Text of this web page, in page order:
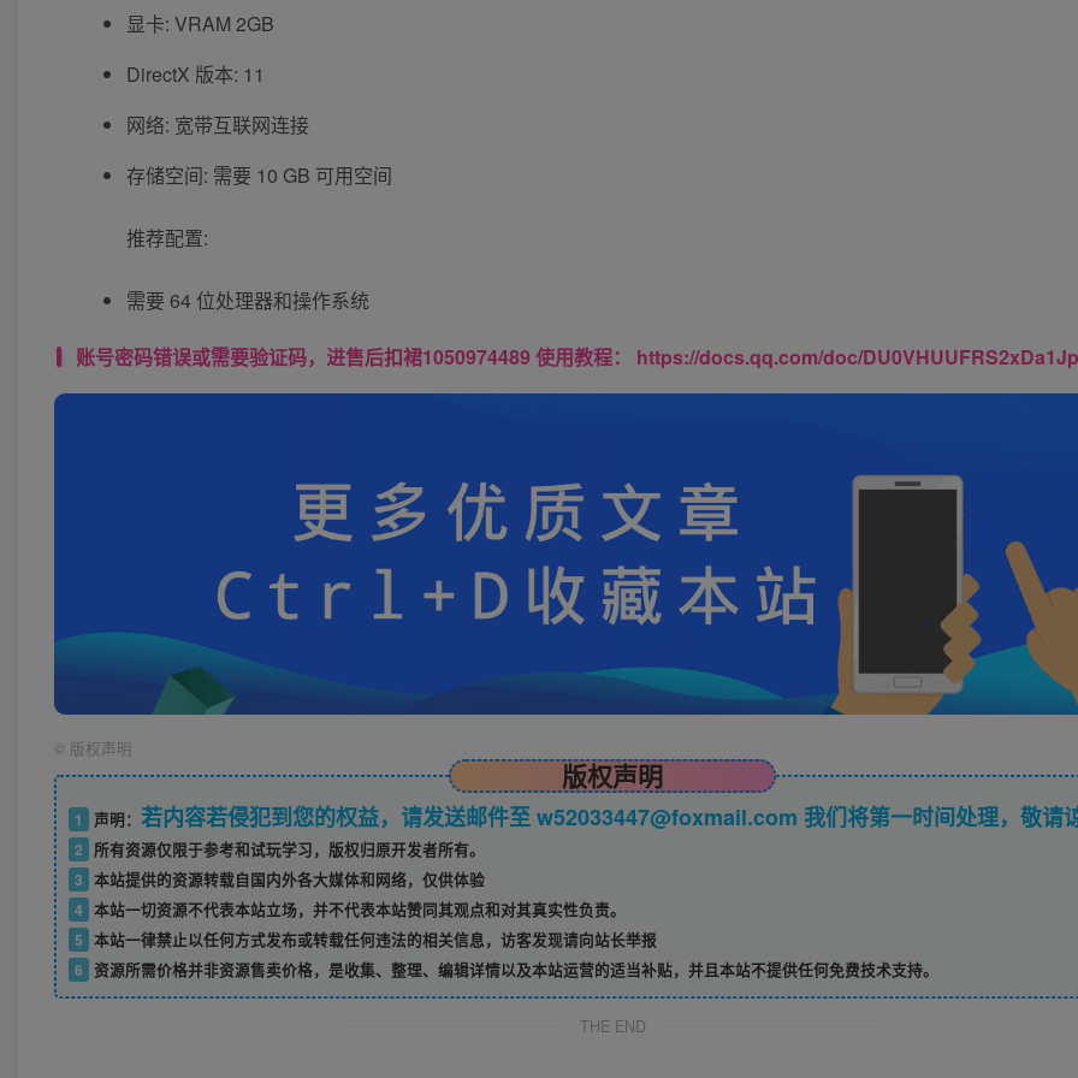
显卡: VRAM 2GB
DirectX 版本: 11
网络: 宽带互联网连接
存储空间: 需要 10 GB 可用空间
推荐配置:
需要 64 位处理器和操作系统
账号密码错误或需要验证码，进售后扣裙1050974489 使用教程： https://docs.qq.com/doc/DU0VHUUFRS2xDa1Jp
© 版权声明
版权声明
1 声明： 若内容若侵犯到您的权益，请发送邮件至 w52033447@foxmail.com 我们将第一时间处理，敬请
2
所有资源仅限于参考和试玩学习，版权归原开发者所有。
3 本站提供的资源转载自国内外各大媒体和网络，仅供体验
4 本站一切资源不代表本站立场，并不代表本站赞同其观点和对其真实性负责。
5 本站一律禁止以任何方式发布或转载任何违法的相关信息，访客发现请向站长举报
6
资源所需价格并非资源售卖价格，是收集、整理、编辑详情以及本站运营的适当补贴，并且本站不提供任何免费技术支持。
THE END